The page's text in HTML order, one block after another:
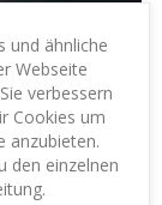
und
zu Hause,
Modelle.
und ähnliche
Webseite
verbessern
Cookies um
anzubieten.
den einzelnen